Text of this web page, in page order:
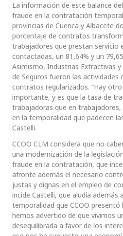
La información de este balance
fraude en la contratación
provincias de Cuenca y Albacete
porcentaje de contratos
trabajadores que prestan servicio
contactadas, un 81,64% y un
Asimismo, Industrias Extractivas y
de Seguros fueron las actividades
contratos regularizados. “Hay
importante, y es que la tasa de
trabajadoras que en trabajadores,
en la temporalidad que padecen
Castelli.
CCOO CLM considera que no
una modernización de la
fraude en la contratación, que
afronte además el necesario
justas y dignas en el empleo de
incide Castelli, que aludía además
temporalidad que CCOO presentó
hemos advertido de que vivimos
desequilibrada a favor de los